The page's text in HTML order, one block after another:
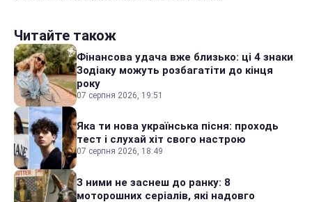
Читайте також
Фінансова удача вже близько: ці 4 знаки
Зодіаку можуть розбагатіти до кінця
року
07 серпня 2026, 19:51
Яка ти нова українська пісня: проходь
тест і слухай хіт свого настрою
07 серпня 2026, 18:49
З ними не заснеш до ранку: 8
моторошних серіалів, які надовго